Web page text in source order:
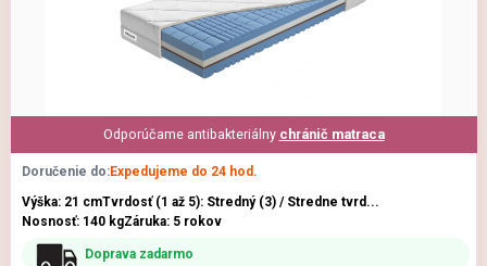
Odporúčame antibakteriálny chránič matraca
Doručenie do:Expedujeme do 24 hod.
Výška: 21 cmTvrdosť (1 až 5): Stredný (3) / Stredne tvrd...
Nosnosť: 140 kgZáruka: 5 rokov
Doprava zadarmo